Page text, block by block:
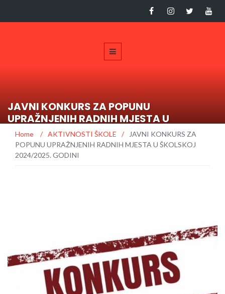
JAVNI KONKURS ZA POPUNU
UPRAŽNJENIH RADNIH MJESTA U
ŠKOLSKOJ 2024/2025. GODINI
Home / AKTIVNOSTI ŠKOLE /
JAVNI KONKURS ZA
POPUNU UPRAŽNJENIH RADNIH MJESTA U ŠKOLSKOJ
2024/2025. GODINI